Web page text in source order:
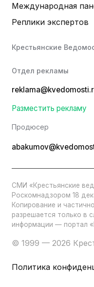
Международная
Реплики экспертов
Крестьянские
Отдел рекламы
Разместить рекламу
Продюсер
СМИ «Крестьянские
Роскомнадзором 18
Копирование и
разрешается только в
информации — портал
© 1999 — 2026
Политика